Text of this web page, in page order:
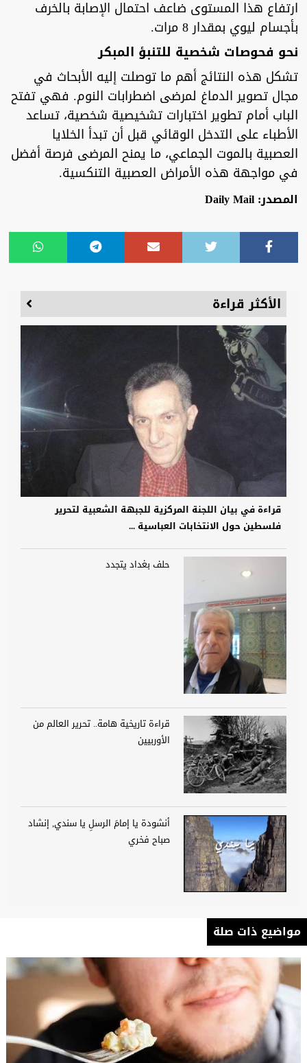
ارتفاع هذا المستوى ضاعف احتمال الإصابة بالخرف
بأجسام ليوي بمقدار 8 مرات.
نحو فحوصات شخصية للتنبؤ المبكر
تشكل هذه النتائج أهم ما توصلت إليه الأبحاث في
مجال تصوير الدماغ لمرضى اضطرابات النوم. فهي تفتح
الباب أمام تطوير اختبارات تشخيصية شخصية، تساعد
الأطباء على التدخل الوقائي قبل أن تبدأ الخلايا
العصبية بالموت الجماعي، ما يمنح المرضى فرصة أفضل
في مواجهة هذه الأمراض العصبية التنكسية.
المصدر: Daily Mail
الأكثر قراءة
قراءة في بيان اللجنة المركزية للجبهة الشعبية لتحرير
فلسطين حول الانتخابات العباسية ...
حلف بغداد يتجدد
قراءة تاريخية هامة.. تحرير العالم من
الأوربيين
أنشودة يا إمامَ الرسلِ يا سندي, إنشاد
صباح فخري
مواضيع ذات صلة